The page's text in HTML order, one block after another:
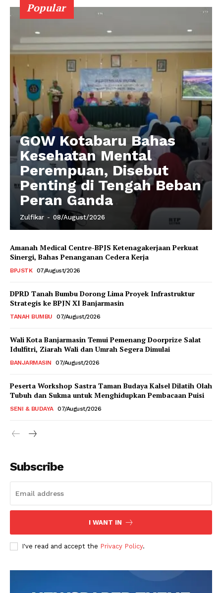
Popular
GOW Kotabaru Bahas
Kesehatan Mental
Perempuan, Disebut
Penting di Tengah Beban
Peran Ganda
Zulfikar - 08/August/2026
Amanah Medical Centre-BPJS Ketenagakerjaan Perkuat
Sinergi, Bahas Penanganan Cedera Kerja
BPJSTK 07/August/2026
DPRD Tanah Bumbu Dorong Lima Proyek Infrastruktur
Strategis ke BPJN XI Banjarmasin
TANAH BUMBU 07/August/2026
Wali Kota Banjarmasin Temui Pemenang Doorprize Salat
Idulfitri, Ziarah Wali dan Umrah Segera Dimulai
BANJARMASIN 07/August/2026
Peserta Workshop Sastra Taman Budaya Kalsel Dilatih Olah
Tubuh dan Sukma untuk Menghidupkan Pembacaan Puisi
SENI & BUDAYA 07/August/2026
Subscribe
I WANT IN
I've read and accept the Privacy Policy.